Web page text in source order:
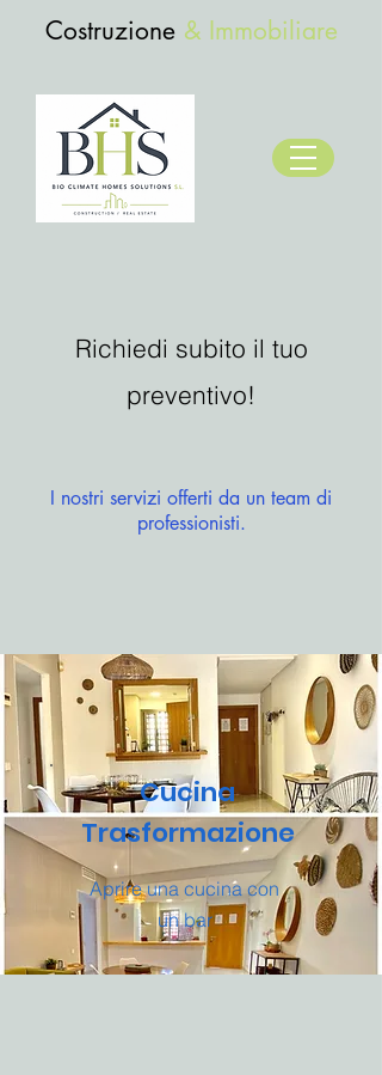
Costruzione & Immobiliare
Richiedi subito il tuo
preventivo!
Cucina
Trasformazione
Aprire una cucina con
un bar
I nostri servizi offerti da un team di
professionisti.